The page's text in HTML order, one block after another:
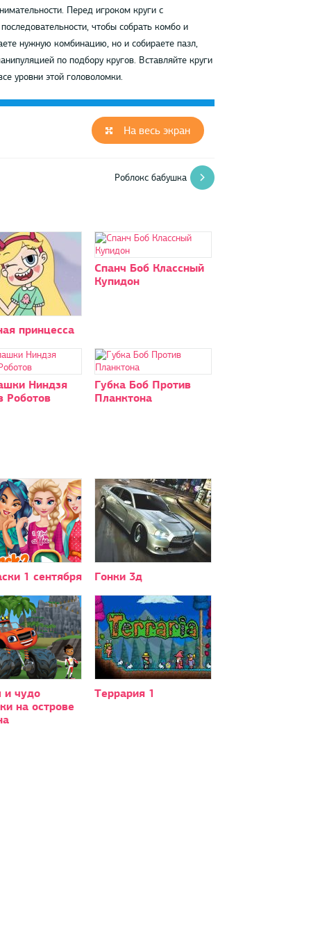
Перед игроком круги с
чтобы собрать комбо и
нужную комбинацию, но и собираете пазл,
по подбору кругов. Вставляйте круги
уровни этой головоломки.
На весь экран
Роблокс бабушка
принцесса
Спанч Боб Классный
Купидон
Ниндзя
Роботов
Губка Боб Против
Планктона
1 сентября Гонки 3д
чудо
на острове
Террария 1